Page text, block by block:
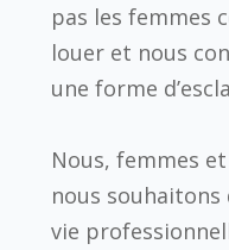
pas les femmes
louer et nous
une forme
Nous, femmes
nous
vie